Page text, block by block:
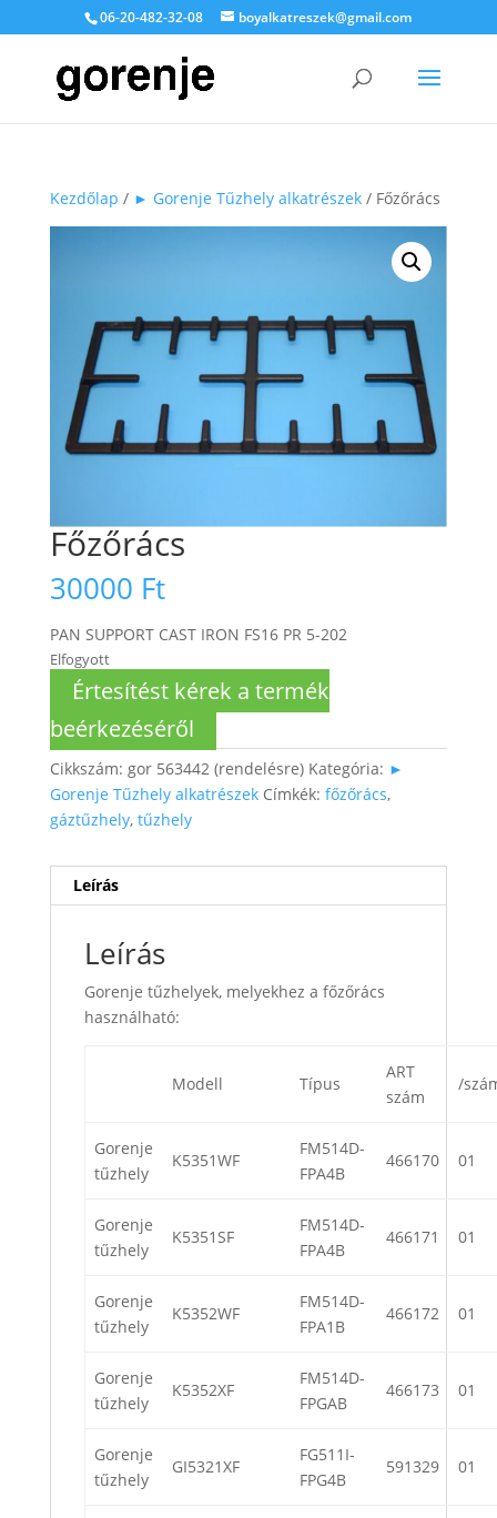
06-20-482-32-08 boyalkatreszek@gmail.com
Kezdőlap / ► Gorenje Tűzhely alkatrészek/ Főzőrács
Főzőrács
30000 Ft
PAN SUPPORT CAST IRON FS16 PR 5-202
Elfogyott
Értesítést kérek a termék
beérkezéséről
Cikkszám: gor 563442 (rendelésre) Kategória: ►
Gorenje Tűzhely alkatrészek Címkék: főzőrács,
gáztűzhely, tűzhely
Leírás
Leírás
Gorenje tűzhelyek, melyekhez a főzőrács
használható:
Modell Típus
ART
szám
/
Gorenje
tűzhely
K5351WF
FM514D-
FPA4B
466170 01
Gorenje
tűzhely
K5351SF
FM514D-
FPA4B
466171 01
Gorenje
tűzhely
K5352WF
FM514D-
FPA1B
466172 01
Gorenje
tűzhely
K5352XF
FM514D-
FPGAB
466173 01
Gorenje
tűzhely
GI5321XF
FG511I-
FPG4B
591329 01